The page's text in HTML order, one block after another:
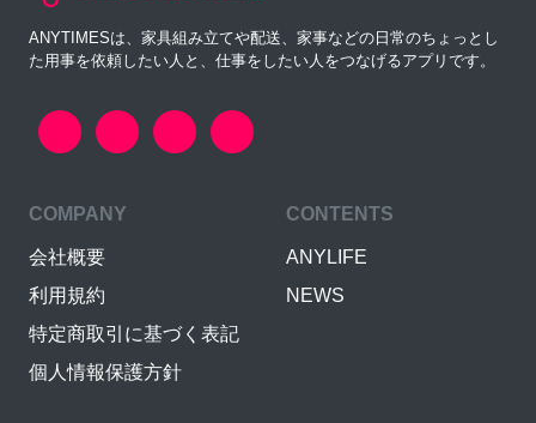
ANYTIMESは、家具組み立てや配送、家事などの日常のちょっとし
た用事を依頼したい人と、仕事をしたい人をつなげるアプリです。
COMPANY
会社概要
利用規約
特定商取引に基づく表記
個人情報保護方針
CONTENTS
ANYLIFE
NEWS